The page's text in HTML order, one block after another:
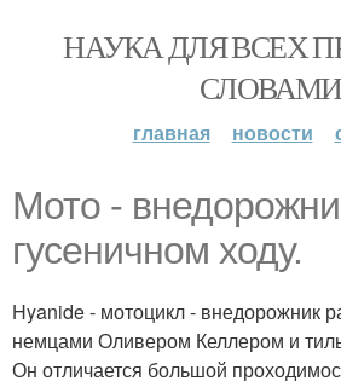
НАУКА ДЛЯ ВСЕХ
СЛОВАМИ
главная новости
Мото -
гусеничном ходу.
Hyanide - мотоцикл - внедорожник
немцами Оливером Келлером и
Он отличается большой